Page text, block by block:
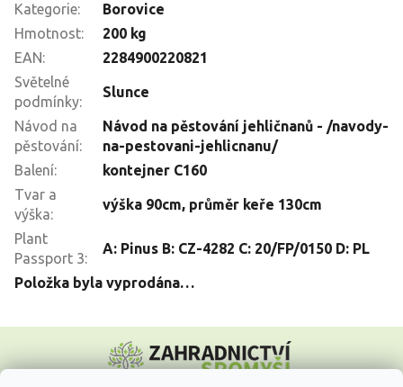
Kategorie:
Borovice
Hmotnost:
200 kg
EAN:
2284900220821
Světelné
podmínky:
Slunce
Návod na
pěstování:
Návod na pěstování jehličnanů - /navody-
na-pestovani-jehlicnanu/
Balení:
kontejner C160
Tvar a
výška:
výška 90cm, průměr keře 130cm
Plant
Passport 3:
A: Pinus B: CZ-4282 C: 20/FP/0150 D: PL
Položka byla vyprodána…
p